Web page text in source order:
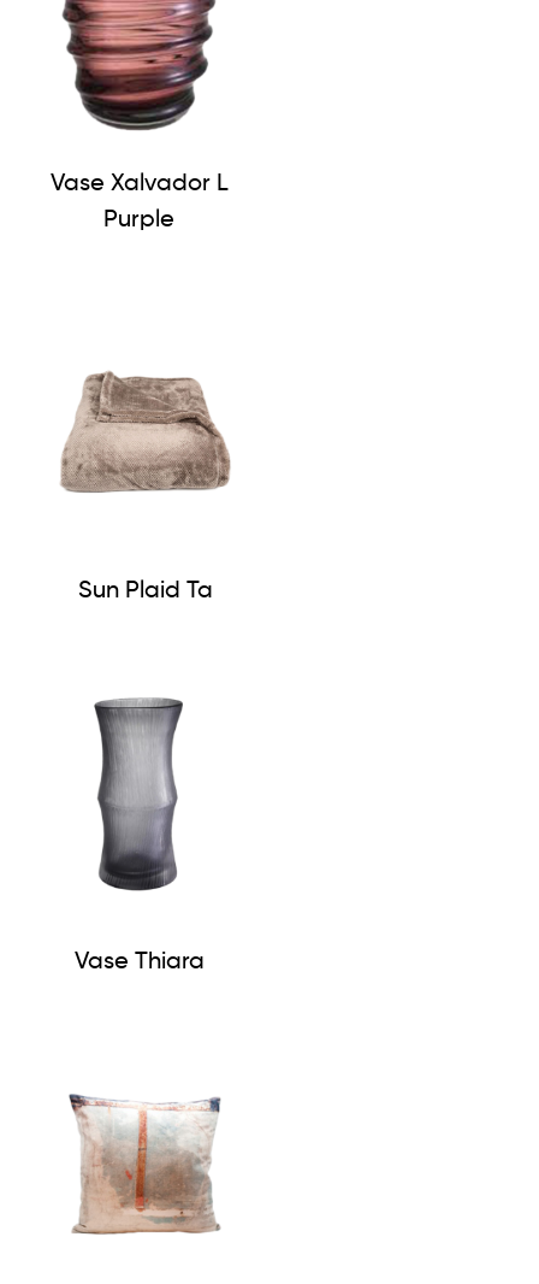
Vase Xalvador L
Purple
Sun Plaid Ta
Vase Thiara